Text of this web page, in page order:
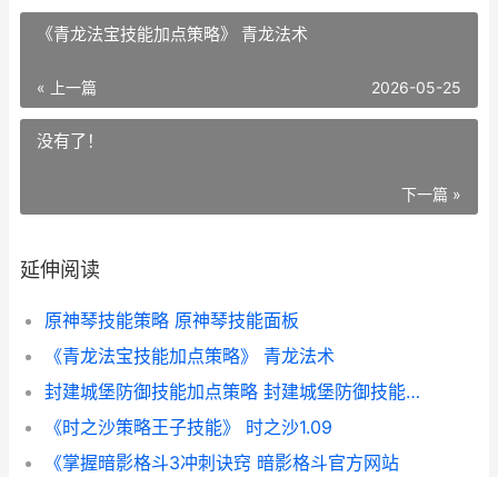
《青龙法宝技能加点策略》 青龙法术
« 上一篇 2026-05-25
没有了！
下一篇 »
延伸阅读
原神琴技能策略 原神琴技能面板
《青龙法宝技能加点策略》 青龙法术
封建城堡防御技能加点策略 封建城堡防御技能是什么
《时之沙策略王子技能》 时之沙1.09
《掌握暗影格斗3冲刺诀窍 暗影格斗官方网站